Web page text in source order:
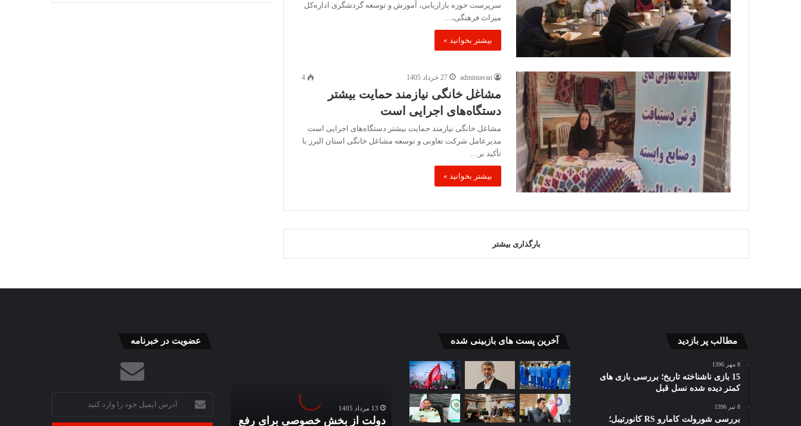
سرپرست حوزه بازاریابی، آموزش و توسعه گردشگری اداره‌کل
میراث فرهنگی،…
بیشتر بخوانید »
admintavan 27 خرداد 1405 4
مشاغل خانگی نیازمند حمایت بیشتر
دستگاه‌های اجرایی است
مشاغل خانگی نیازمند حمایت بیشتر دستگاه‌های اجرایی است
مدیرعامل شرکت تعاونی و توسعه مشاغل خانگی استان البرز با
تأکید بر…
بیشتر بخوانید »
بارگذاری بیشتر
مطالب پر بازدید
8 مهر 1396
15 بازی ناشناخته تاریخ؛ بررسی بازی های
کمتر دیده شده نسل قبل
8 تیر 1396
بررسی شورولت کامارو RS کانورتیبل؛
آخرین پست های بازبینی شده
موانع
13 مرداد 1405
دولت از بخش خصوصی برای رفع
عضویت در خبرنامه
ایمیل
خود